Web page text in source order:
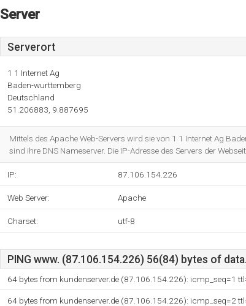
Server
Serverort
1 1 Internet Ag
Baden-wurttemberg
Deutschland
51.206883, 9.887695
Mittels des Apache Web-Servers wird sie von 1 1 Internet Ag
sind ihre DNS Nameserver. Die IP-Adresse des Servers der
IP: 87.106.154.226
Web Server: Apache
Charset: utf-8
PING www. (87.106.154.226) 56(84) bytes of data.
64 bytes from kundenserver.de (87.106.154.226): icmp_seq=1
64 bytes from kundenserver.de (87.106.154.226): icmp_seq=2